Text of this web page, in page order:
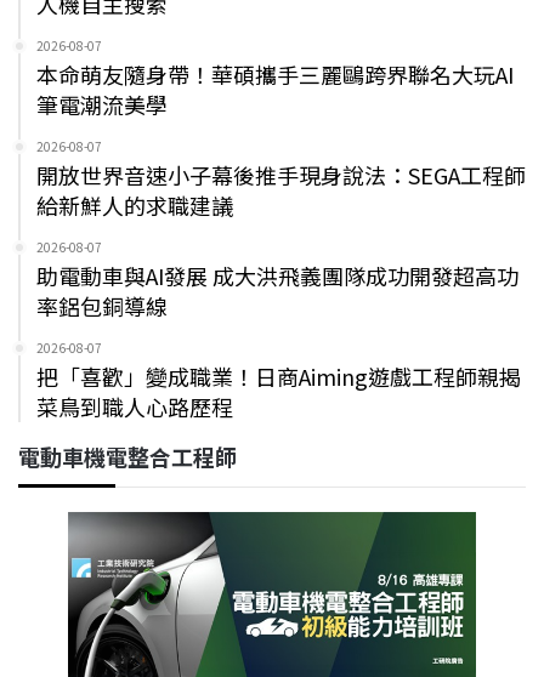
2026-08-07
本命萌友隨身帶！華碩攜手三麗鷗跨界聯名大玩AI
筆電潮流美學
2026-08-07
開放世界音速小子幕後推手現身說法：SEGA工程師
給新鮮人的求職建議
2026-08-07
助電動車與AI發展 成大洪飛義團隊成功開發超高功
率鋁包銅導線
2026-08-07
把「喜歡」變成職業！日商Aiming遊戲工程師親揭
菜鳥到職人心路歷程
電動車機電整合工程師